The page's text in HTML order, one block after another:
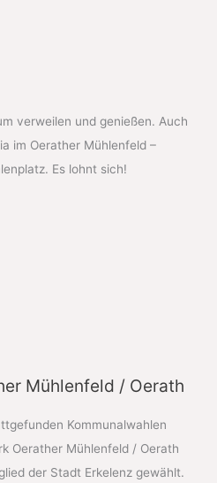
verweilen und genießen. Auch
im Oerather Mühlenfeld –
Es lohnt sich!
Mühlenfeld / Oerath
Kommunalwahlen
Oerather Mühlenfeld / Oerath
der Stadt Erkelenz gewählt.